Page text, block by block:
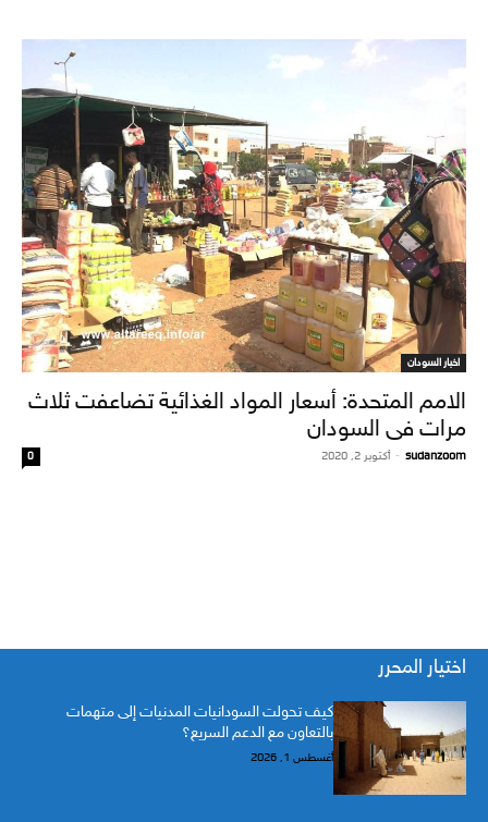
اخبار السودان
الامم المتحدة: أسعار المواد الغذائية تضاعفت ثلاث
مرات فى السودان
sudanzoom
- أكتوبر 2, 2020 0
اختيار المحرر
كيف تحولت السودانيات المدنيات إلى متهمات
بالتعاون مع الدعم السريع؟
أغسطس 1, 2026